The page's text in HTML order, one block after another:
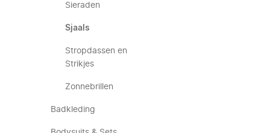
Sieraden
Sjaals
Stropdassen en
Strikjes
Zonnebrillen
Badkleding